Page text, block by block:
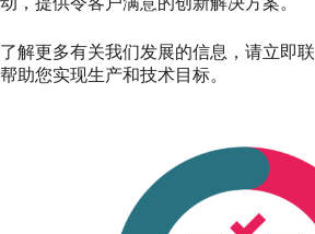
了解更多有关我们发展的信息，请立即
帮助您实现生产和技术目标。